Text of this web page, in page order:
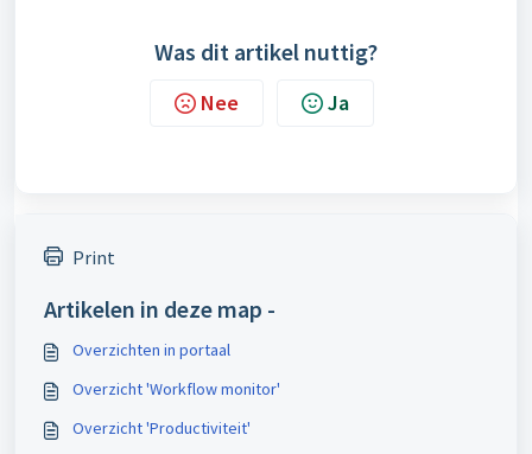
Was dit artikel nuttig?
Nee Ja
Print
Artikelen in deze map -
Overzichten in portaal
Overzicht 'Workflow monitor'
Overzicht 'Productiviteit'